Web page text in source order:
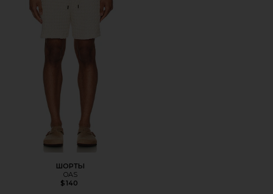
ШОРТЫ
OAS
$140